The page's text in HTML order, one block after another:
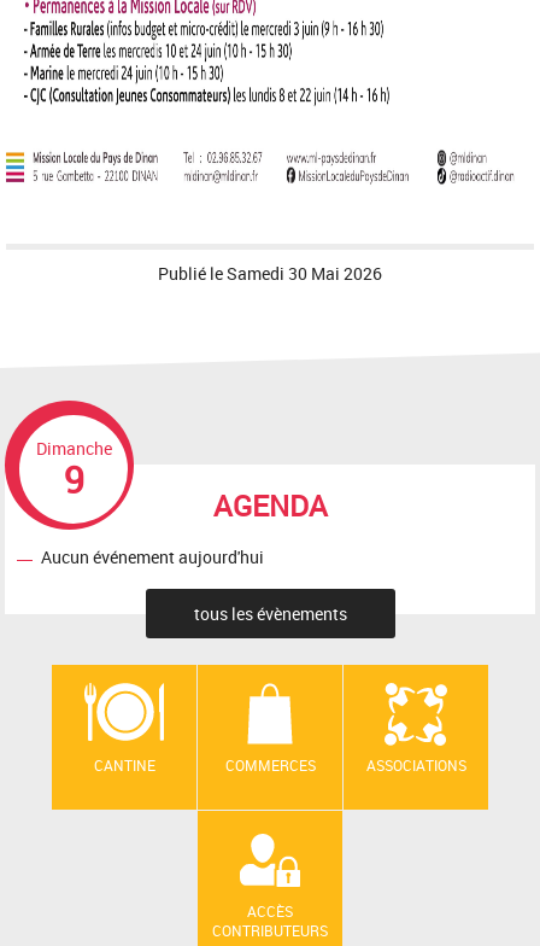
Publié leSamedi 30 Mai 2026
AGENDA
Dimanche
9
Aucun événement aujourd'hui
tous les évènements
CANTINE COMMERCES ASSOCIATIONS
ACCÈS
CONTRIBUTEURS